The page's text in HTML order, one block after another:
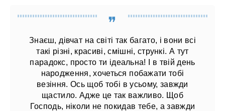
Знаєш, дівчат на світі так багато, і вони всі
такі різні, красиві, смішні, стрункі. А тут
парадокс, просто ти ідеальна! І в твій день
народження, хочеться побажати тобі
везіння. Ось щоб тобі в усьому, завжди
щастило. Адже це так важливо. Щоб
Господь, ніколи не покидав тебе, а завжди